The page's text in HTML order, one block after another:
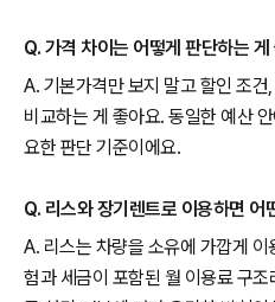
Q. 가격 차이는 어떻게 판단하는
A. 기본가격만 보지 말고 할인 조
비교하는 게 좋아요. 동일한 예산
요한 판단 기준이에요.
Q. 리스와 장기렌트로 이용하면 어
A. 리스는 차량을 소유에 가깝게
험과 세금이 포함된 월 이용료 구